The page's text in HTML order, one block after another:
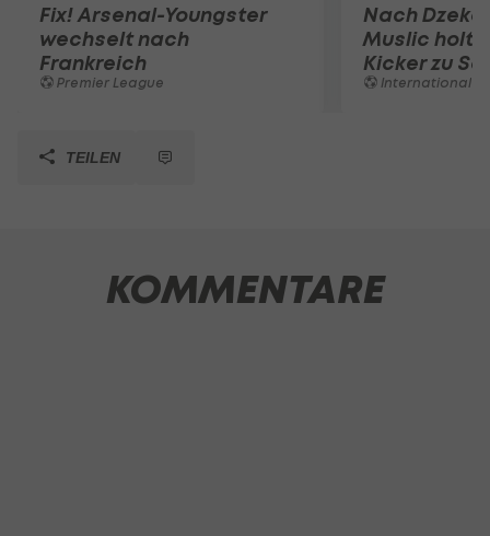
Fix! Arsenal-Youngster
wechselt nach
Frankreich
Premier League
Nach
Muslic holt
Kicker zu
International
TEILEN
KOMMENTARE